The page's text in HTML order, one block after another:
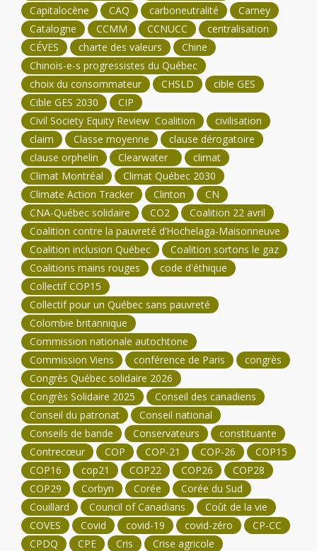
Capitalocène
CAQ carboneutralité
Carney
Catalogne
CCMM CCNUCC
centralisation
CÉVES
charte des valeurs
Chine
Chinois-e-s progressistes du Québec
choix du consommateur
CHSLD
cible GES
Cible GES 2030
CIP
Civil Society Equity Review Coalition
civilisation
claim
Classe moyenne
clause dérogatoire
clause orphelin
Clearwater
climat
Climat Montréal
Climat Québec 2030
Climate Action Tracker
Clinton
CN
CNA-Québec solidaire
CO2
Coalition 22 avril
Coalition contre la pauvreté d’Hochelaga-Maisonneuve
Coalition inclusion Québec
Coalition sortons le gaz
Coalitions mains rouges
code d'éthique
Collectif COP15
Collectif pour un Québec sans pauvreté
Colombie britannique
Commission nationale autochtone
Commission Viens
conférence de Paris
congrès
Congrès Québec solidaire 2026
Congrès Solidaire 2025
Conseil des canadiens
Conseil du patronat
Conseil national
Conseils de bande
Conservateurs
constituante
Contrecœur
COP COP-21 COP-26
COP15
COP16
cop21 COP22 COP26
COP28
COP29
Corbyn Corée
Corée du Sud
Couillard
Council of Canadians
Coût de la vie
COVES
Covid covid-19 covid-zéro
CP-CC
CPDQ
CPE Cris
Crise agricole